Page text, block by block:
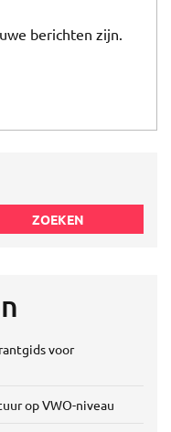
berichten zijn.
ZOEKEN
voor
op VWO-niveau